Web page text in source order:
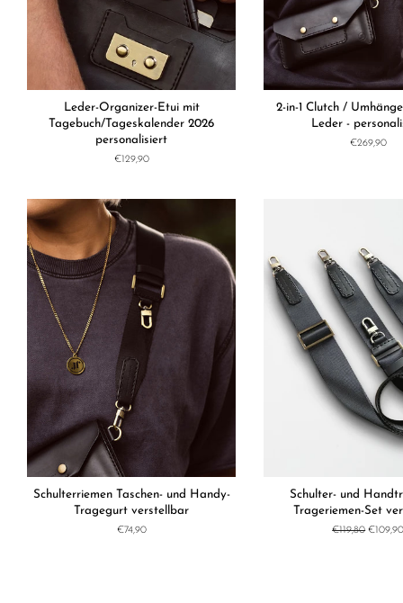
Leder-Organizer-Etui mit
Tagebuch/Tageskalender 2026
personalisiert
Normaler
€129,90
2-in-1 Clutch /
Leder -
Normaler
€269,90
Schulterriemen Taschen- und Handy-
Tragegurt verstellbar
Normaler
€74,90
Schulter- und
Trageriemen-Set
Normaler
€119,80 €109,90